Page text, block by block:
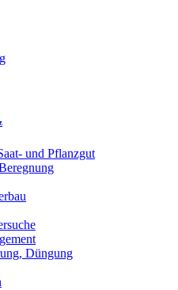
und Pflanzgut
Düngung